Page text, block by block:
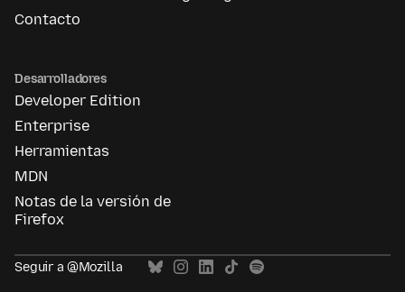
Contacto
Desarrolladores
Developer Edition
Enterprise
Herramientas
MDN
Notas de la versión de
Firefox
Seguir a @Mozilla